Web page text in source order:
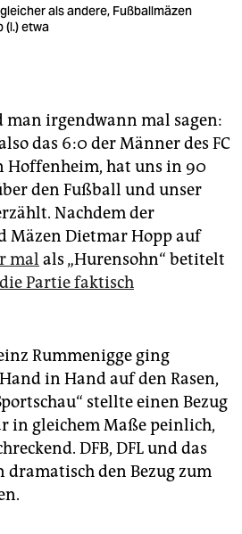
als andere, Fußballmäzen
(l.) etwa
irgendwann mal sagen:
das 6:0 der Männer des FC
Hoffenheim, hat uns in 90
den Fußball und unser
Nachdem der
Dietmar Hopp auf
mal als „Hurensohn“ betitelt
Partie faktisch
Rummenigge ging
in Hand auf den Rasen,
stellte einen Bezug
in gleichem Maße peinlich,
DFB, DFL und das
dramatisch den Bezug zum